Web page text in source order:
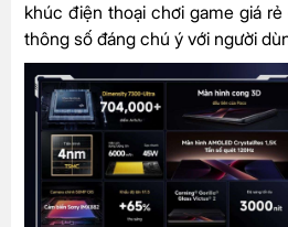
khúc điện thoại chơi game giá
thông số đáng chú ý với người